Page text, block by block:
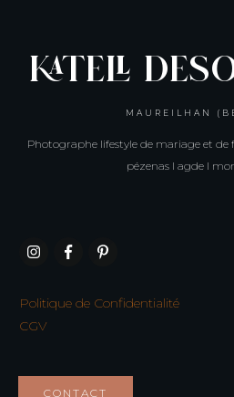
KATELL
MAUREILHAN
Photographe lifestyle de mariage et de
pézenas I agde I
Politique de Confidentialité
CGV
CONTACT